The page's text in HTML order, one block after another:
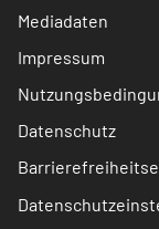
Mediadaten
Impressum
Datenschutz